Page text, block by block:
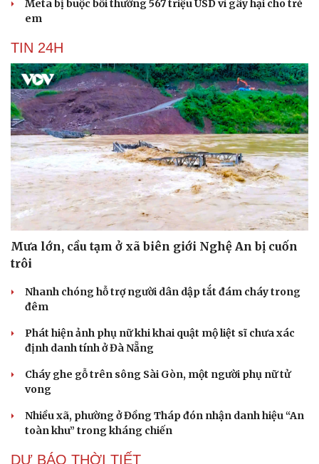
Du lịch
Tư vấn
Săn Tour
check-in
Podcast
Câu chuyện thời sự
Đọc truyện đêm khuya
Cửa sổ tình yêu
Kể chuyện cho bé
Hạt giống tâm hồn
Meta bị buộc bồi thường 567 triệu USD vì gây hại cho trẻ
em
TIN 24H
Mưa lớn, cầu tạm ở xã biên giới Nghệ An bị cuốn
trôi
Nhanh chóng hỗ trợ người dân dập tắt đám cháy trong
đêm
Phát hiện ảnh phụ nữ khi khai quật mộ liệt sĩ chưa xác
định danh tính ở Đà Nẵng
Cháy ghe gỗ trên sông Sài Gòn, một người phụ nữ tử
vong
Nhiều xã, phường ở Đồng Tháp đón nhận danh hiệu “An
toàn khu” trong kháng chiến
DỰ BÁO THỜI TIẾT